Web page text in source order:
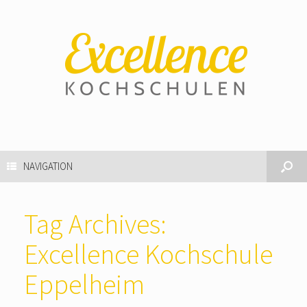
NAVIGATION
Tag Archives:
Excellence Kochschule
Eppelheim